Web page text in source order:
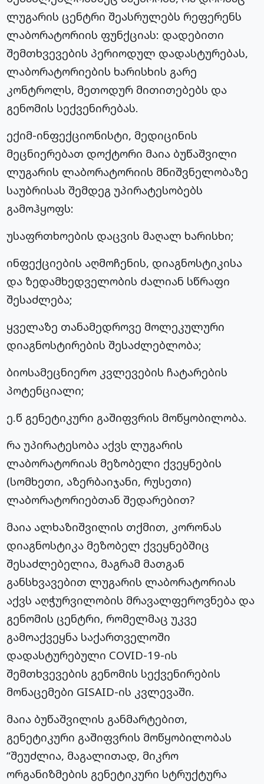
ლუგარის ცენტრი შეასრულებს რეფერენს
ლაბორატორიის ფუნქციას: დადებითი
შემთხვევების პერიოდულ დადასტურებას,
ლაბორატორიების ხარისხის გარე
კონტროლს, მეთოდურ მითითებებს და
გენომის სექვენირებას.
ექიმ-ინფექციონისტი, მედიცინის
მეცნიერებათ დოქტორი მაია ბუწაშვილი
ლუგარის ლაბორატორიის მნიშვნელობაზე
საუბრისას შემდეგ უპირატესობებს
გამოჰყოფს:
უსაფრთხოების დაცვის მაღალ ხარისხი;
ინფექციების აღმოჩენის, დიაგნოსტიკისა
და ზედამხედველობის ძალიან სწრაფი
შესაძლება;
ყველაზე თანამედროვე მოლეკულური
დიაგნოსტირების შესაძლებლობა;
ბიოსამეცნიერო კვლევების ჩატარების
პოტენციალი;
ე.წ გენეტიკური გაშიფვრის მოწყობილობა.
რა უპირატესობა აქვს ლუგარის
ლაბორატორიას მეზობელი ქვეყნების
(სომხეთი, აზერბაიჯანი, რუსეთი)
ლაბორატორიებთან შედარებით?
მაია ალხაზიშვილის თქმით, კორონას
დიაგნოსტიკა მეზობელ ქვეყნებშიც
შესაძლებელია, მაგრამ მათგან
განსხვავებით ლუგარის ლაბორატორიას
აქვს აღჭურვილობის მრავალფეროვნება და
გენომის ცენტრი, რომელმაც უკვე
გამოაქვეყნა საქართველოში
დადასტურებული COVID-19-ის
შემთხვევების გენომის სექვენირების
მონაცემები GISAID-ის კვლევაში.
მაია ბუწაშვილის განმარტებით,
გენეტიკური გაშიფვრის მოწყობილობას
“შეუძლია, მაგალითად, მიკრო
ორგანიზმების გენეტიკური სტრუქტურა